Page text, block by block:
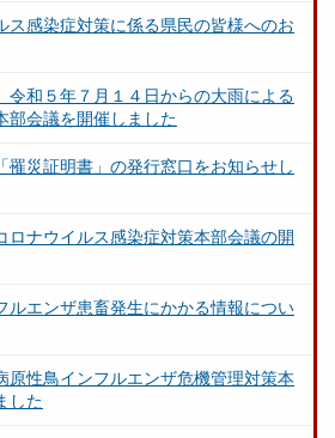
ス感染症対策に係る県民の皆様へのお
令和５年７月１４日からの大雨による
部会議を開催しました
罹災証明書」の発行窓口をお知らせし
ロナウイルス感染症対策本部会議の開
ルエンザ患畜発生にかかる情報につい
原性鳥インフルエンザ危機管理対策本
した